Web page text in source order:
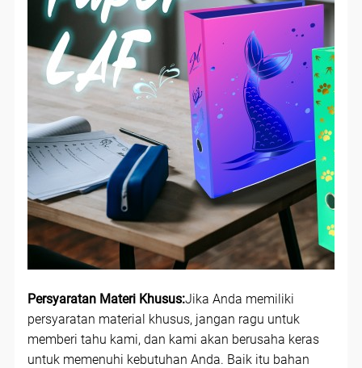
Persyaratan Materi Khusus:Jika Anda memiliki
persyaratan material khusus, jangan ragu untuk
memberi tahu kami, dan kami akan berusaha keras
untuk memenuhi kebutuhan Anda. Baik itu bahan